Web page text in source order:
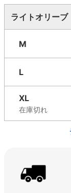
ライトオリーブ
M
L
XL
在庫切れ